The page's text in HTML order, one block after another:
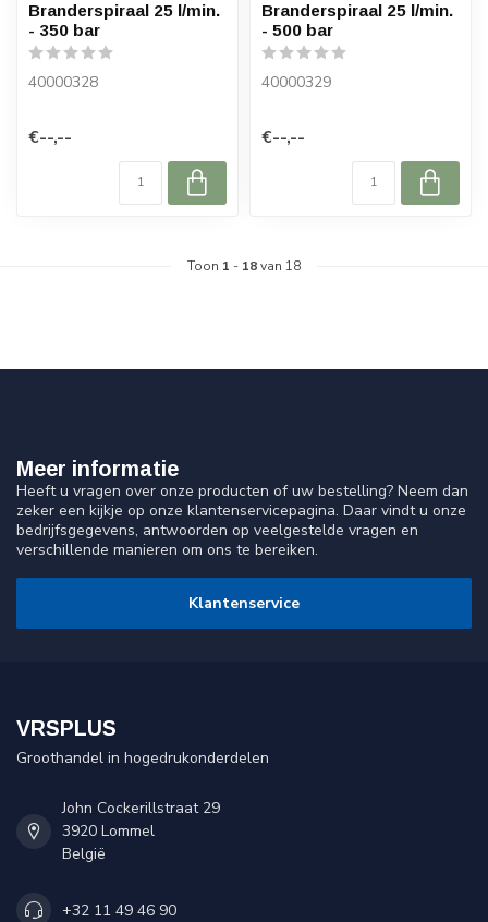
Branderspiraal 25 l/min.
- 350 bar
40000328
€--,--
Branderspiraal 25 l/min.
- 500 bar
40000329
€--,--
Toon 1 - 18van 18
Meer informatie
Heeft u vragen over onze producten of uw bestelling? Neem dan
zeker een kijkje op onze klantenservicepagina. Daar vindt u onze
bedrijfsgegevens, antwoorden op veelgestelde vragen en
verschillende manieren om ons te bereiken.
Klantenservice
VRSPLUS
Groothandel in hogedrukonderdelen
John Cockerillstraat 29
3920 Lommel
België
+32 11 49 46 90